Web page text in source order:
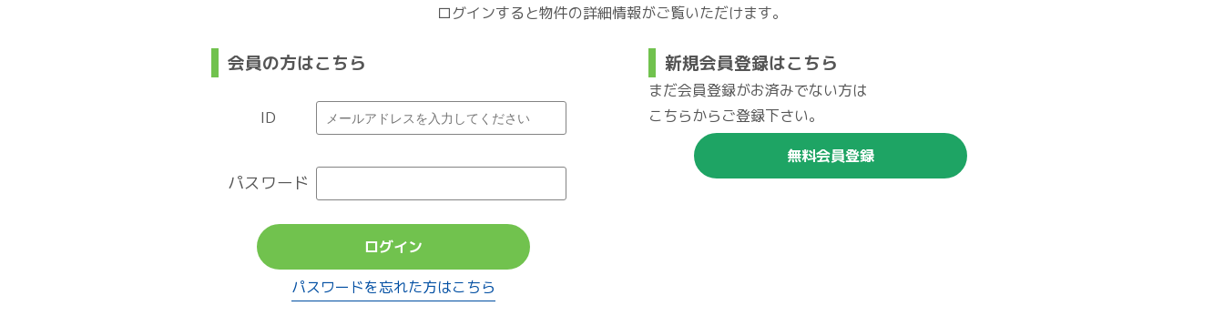
ログインすると物件の詳細情報がご覧いただけます。
会員の方はこちら
ID
パスワード
ログイン
パスワードを忘れた方はこちら
新規会員登録はこちら
まだ会員登録がお済みでない方は
こちらからご登録下さい。
無料会員登録